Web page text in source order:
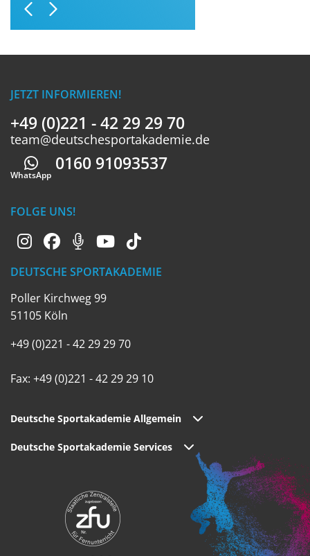
Previous
Next
JETZT INFORMIEREN!
+49 (0)221 - 42 29 29 70
team@deutschesportakademie.de
Whatsapp
WhatsApp
0160 91093537
FOLGE UNS!
DEUTSCHE SPORTAKADEMIE
Poller Kirchweg 99
51105 Köln
+49 (0)221 - 42 29 29 70
Fax: +49 (0)221 - 42 29 29 10
Deutsche Sportakademie Allgemein
Deutsche Sportakademie Services